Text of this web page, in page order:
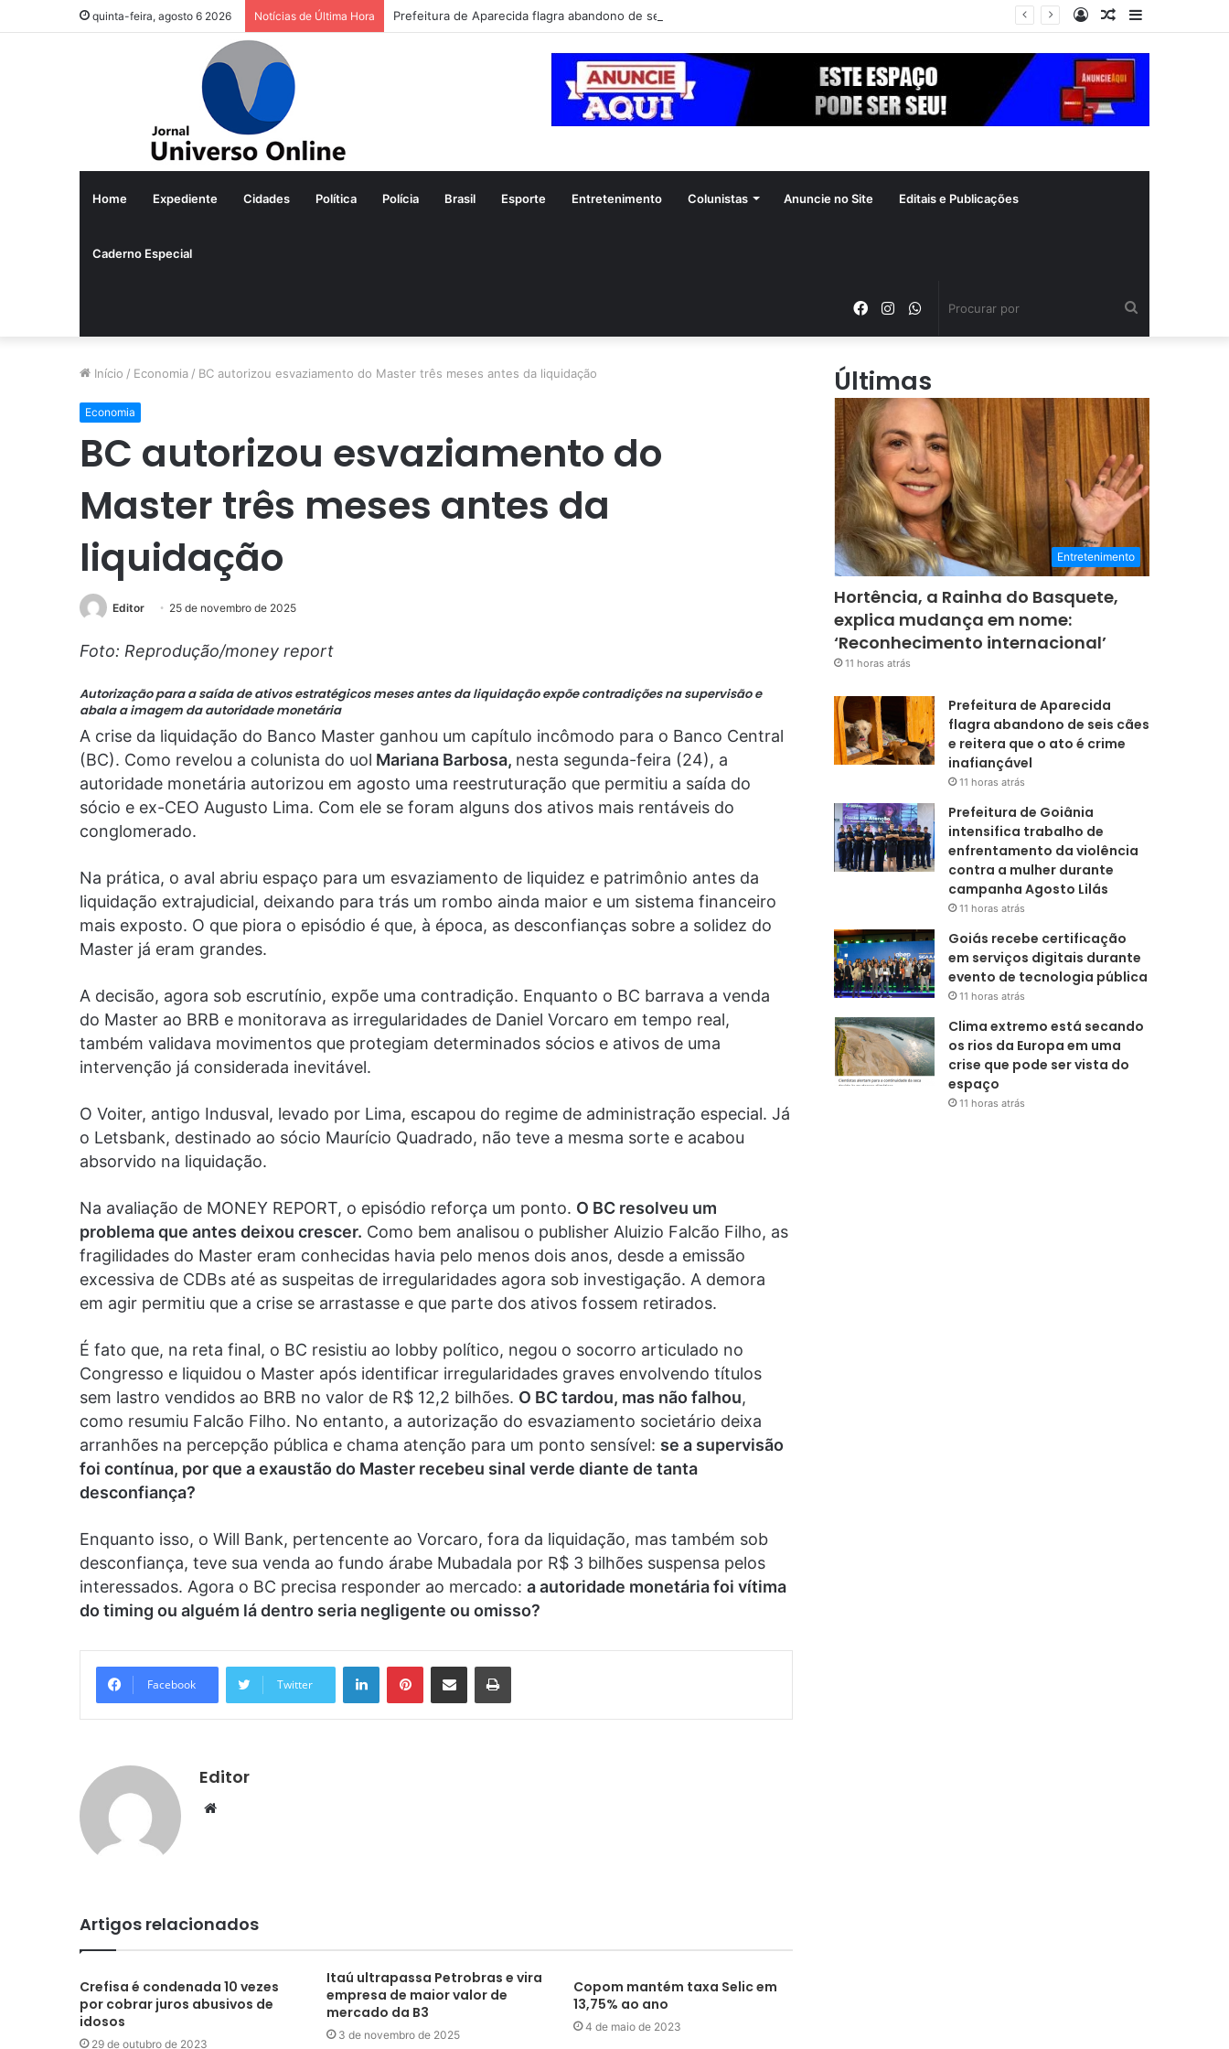
quinta-feira, agosto 6 2026 Notícias de Última Hora Prefeitura de Aparecida flagra abandono de seis cães e reitera que o ato é crime inafiançável
Barra
Artigo
Entrar
Home Expediente Cidades Política Polícia Brasil Esporte Entretenimento Colunistas Anuncie no Site Editais e Publicações
Caderno Especial
WhatsApp
Instagram
Facebook
Início / Economia / BC autorizou esvaziamento do Master três meses antes da liquidação
Economia
BC autorizou esvaziamento do
Master três meses antes da
liquidação
Editor 25 de novembro de 2025
Foto: Reprodução/money report
Autorização para a saída de ativos estratégicos meses antes da liquidação expõe contradições na supervisão e
abala a imagem da autoridade monetária
A crise da liquidação do Banco Master ganhou um capítulo incômodo para o Banco Central
(BC). Como revelou a colunista do uol Mariana Barbosa, nesta segunda-feira (24), a
autoridade monetária autorizou em agosto uma reestruturação que permitiu a saída do
sócio e ex-CEO Augusto Lima. Com ele se foram alguns dos ativos mais rentáveis do
conglomerado.
Na prática, o aval abriu espaço para um esvaziamento de liquidez e patrimônio antes da
liquidação extrajudicial, deixando para trás um rombo ainda maior e um sistema financeiro
mais exposto. O que piora o episódio é que, à época, as desconfianças sobre a solidez do
Master já eram grandes.
A decisão, agora sob escrutínio, expõe uma contradição. Enquanto o BC barrava a venda
do Master ao BRB e monitorava as irregularidades de Daniel Vorcaro em tempo real,
também validava movimentos que protegiam determinados sócios e ativos de uma
intervenção já considerada inevitável.
O Voiter, antigo Indusval, levado por Lima, escapou do regime de administração especial. Já
o Letsbank, destinado ao sócio Maurício Quadrado, não teve a mesma sorte e acabou
absorvido na liquidação.
Na avaliação de MONEY REPORT, o episódio reforça um ponto. O BC resolveu um
problema que antes deixou crescer. Como bem analisou o publisher Aluizio Falcão Filho, as
fragilidades do Master eram conhecidas havia pelo menos dois anos, desde a emissão
excessiva de CDBs até as suspeitas de irregularidades agora sob investigação. A demora
em agir permitiu que a crise se arrastasse e que parte dos ativos fossem retirados.
É fato que, na reta final, o BC resistiu ao lobby político, negou o socorro articulado no
Congresso e liquidou o Master após identificar irregularidades graves envolvendo títulos
sem lastro vendidos ao BRB no valor de R$ 12,2 bilhões. O BC tardou, mas não falhou,
como resumiu Falcão Filho. No entanto, a autorização do esvaziamento societário deixa
arranhões na percepção pública e chama atenção para um ponto sensível: se a supervisão
foi contínua, por que a exaustão do Master recebeu sinal verde diante de tanta
desconfiança?
Enquanto isso, o Will Bank, pertencente ao Vorcaro, fora da liquidação, mas também sob
desconfiança, teve sua venda ao fundo árabe Mubadala por R$ 3 bilhões suspensa pelos
interessados. Agora o BC precisa responder ao mercado: a autoridade monetária foi vítima
do timing ou alguém lá dentro seria negligente ou omisso?
Facebook Twitter
LinkedinPinterestCompartilhar via e-mail Imprimir
Editor
Website
Artigos relacionados
Crefisa é condenada 10 vezes
por cobrar juros abusivos de
idosos
29 de outubro de 2023
Itaú ultrapassa Petrobras e vira
empresa de maior valor de
mercado da B3
3 de novembro de 2025
Copom mantém taxa Selic em
13,75% ao ano
4 de maio de 2023
Últimas
Entretenimento
Hortência, a Rainha do Basquete,
explica mudança em nome:
‘Reconhecimento internacional’
11 horas atrás
Prefeitura de Aparecida
flagra abandono de seis cães
e reitera que o ato é crime
inafiançável
11 horas atrás
Prefeitura de Goiânia
intensifica trabalho de
enfrentamento da violência
contra a mulher durante
campanha Agosto Lilás
11 horas atrás
Goiás recebe certificação
em serviços digitais durante
evento de tecnologia pública
11 horas atrás
Clima extremo está secando
os rios da Europa em uma
crise que pode ser vista do
espaço
11 horas atrás